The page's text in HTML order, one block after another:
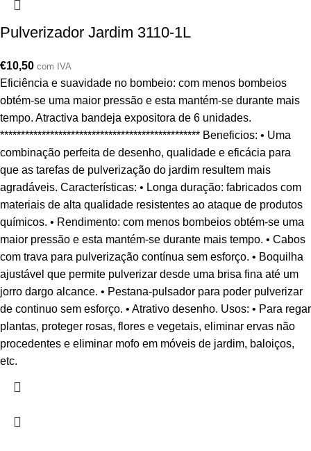
Pulverizador Jardim 3110-1L
€10,50 com IVA
Eficiência e suavidade no bombeio: com menos bombeios
obtém-se uma maior pressão e esta mantém-se durante mais
tempo. Atractiva bandeja expositora de 6 unidades.
************************************************ Beneficios: • Uma
combinação perfeita de desenho, qualidade e eficácia para
que as tarefas de pulverização do jardim resultem mais
agradáveis. Características: • Longa duração: fabricados com
materiais de alta qualidade resistentes ao ataque de produtos
químicos. • Rendimento: com menos bombeios obtém-se uma
maior pressão e esta mantém-se durante mais tempo. • Cabos
com trava para pulverização contínua sem esforço. • Boquilha
ajustável que permite pulverizar desde uma brisa fina até um
jorro dargo alcance. • Pestana-pulsador para poder pulverizar
de continuo sem esforço. • Atrativo desenho. Usos: • Para regar
plantas, proteger rosas, flores e vegetais, eliminar ervas não
procedentes e eliminar mofo em móveis de jardim, baloiços,
etc.